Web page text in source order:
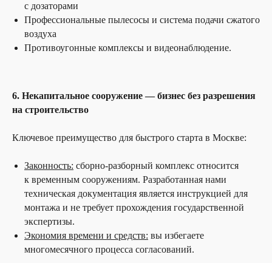
с дозаторами
Профессиональные пылесосы и система подачи сжатого
воздуха
Противоугонные комплексы и видеонаблюдение.
6. Некапитальное сооружение — бизнес без разрешения
на строительство
Ключевое преимущество для быстрого старта в Москве:
Законность: сборно-разборный комплекс относится
к временным сооружениям. Разработанная нами
техническая документация является инструкцией для
монтажа и не требует прохождения государственной
экспертизы.
Экономия времени и средств: вы избегаете
многомесячного процесса согласований.